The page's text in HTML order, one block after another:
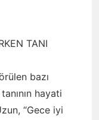
TANI
bazı
hayati
“Gece iyi